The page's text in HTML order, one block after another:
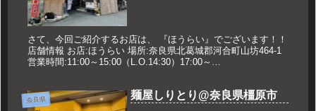
さて、今回ご紹介するお店は、 『ほうらい』でございます！！
店舗情報 お店:ほうらい 場所:奈良県北葛城郡河合町山坊464-1
営業時間:11:00～15:00（L.O.14:30）17:00～
奈良県 麺屋しりとり@奈良県橿原市